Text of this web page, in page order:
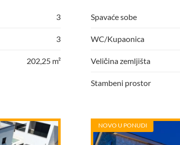
3
3
202,25 m²
Spavaće sobe
WC/Kupaonica
Veličina zemljišta
Stambeni prostor
NOVO U PONUDI